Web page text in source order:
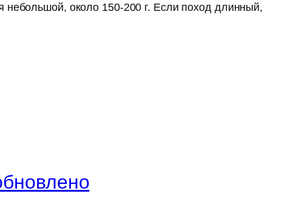
небольшой, около 150-200 г. Если поход длинный,